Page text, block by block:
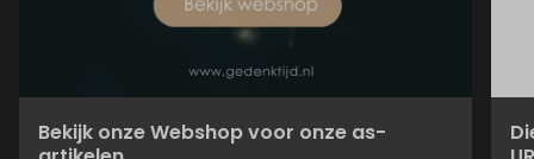
Bekijk onze Webshop voor onze as-